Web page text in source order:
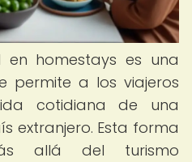
en homestays es una
permite a los viajeros
cotidiana de una
extranjero. Esta forma
allá del turismo